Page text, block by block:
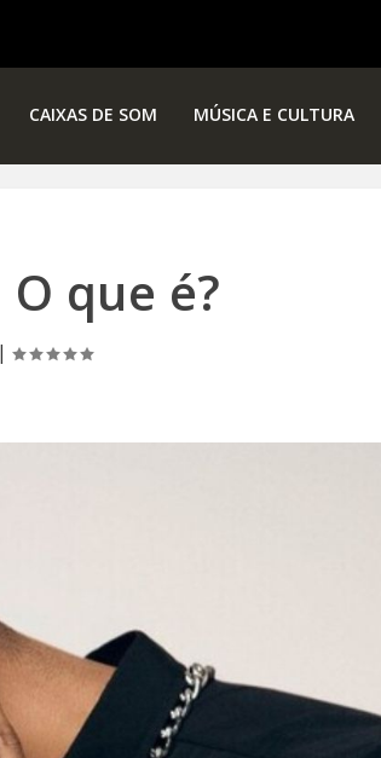
CAIXAS DE SOM MÚSICA E CULTURA
que é?
|